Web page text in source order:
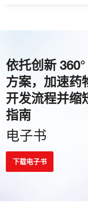
依托创新
方案，加速药
开发流程并缩
指南
电子书
下载电子书